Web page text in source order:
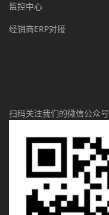
监控中心
经销商ERP对接
扫码关注我们的微信公众号